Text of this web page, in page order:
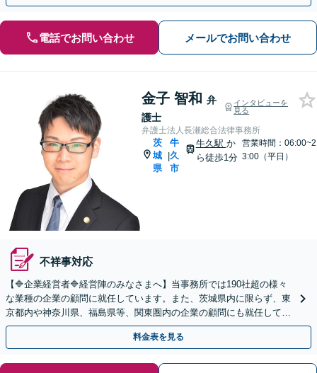
電話でお問い合わせ メールでお問い合わせ
金子 智和 弁
護士
インタビューを
見る
弁護士法人長瀬総合法律事務所
茨
城
県
|
牛
久
市
牛久駅 か
ら徒歩1分
営業時間：06:00~2
3:00（平日）
不祥事対応
【🔷企業経営者🔷経営陣のみなさまへ】当事務所では190社超の様々
な業種の企業の顧問に就任しています。また、茨城県内に限らず、東
京都内や神奈川県、福島県等、関東圏内の企業の顧問にも就任してい
る実績があります。お気軽にお問い合わせください。
料金表を見る